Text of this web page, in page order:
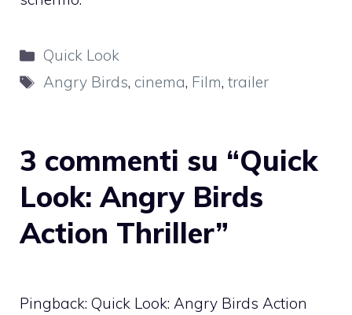
Categorie
Quick Look
Tag
Angry Birds, cinema, Film,trailer
3 commenti su “Quick
Look: Angry Birds
Action Thriller”
Pingback: Quick Look: Angry Birds Action